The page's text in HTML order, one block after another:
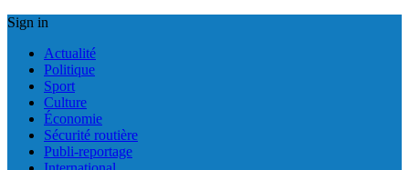
Sign in
Actualité
Politique
Sport
Culture
Économie
Sécurité routière
Publi-reportage